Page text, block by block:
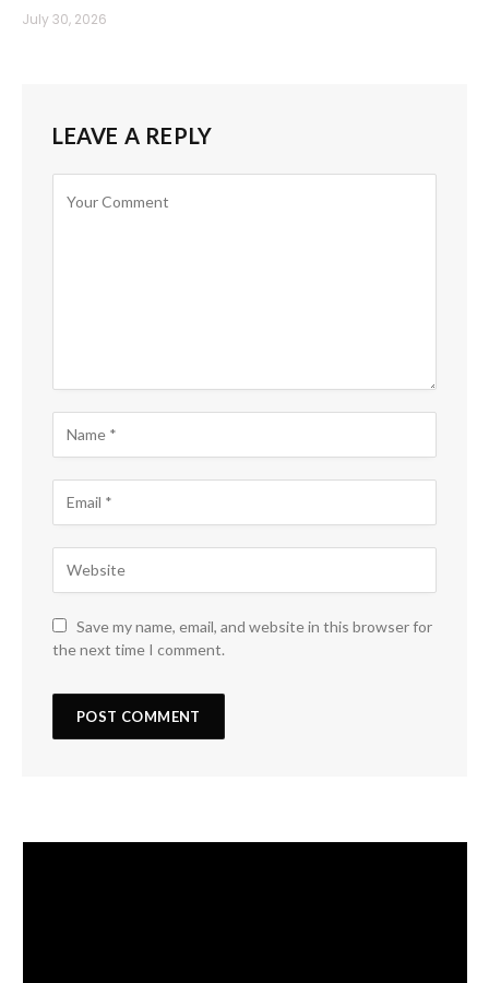
July 30, 2026
LEAVE A REPLY
Save my name, email, and website in this browser for
the next time I comment.